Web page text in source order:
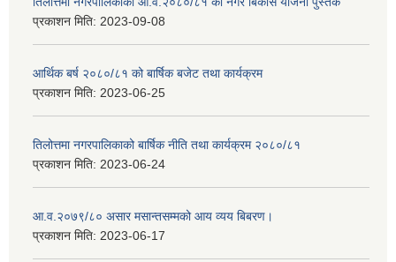
प्रकाशन मिति: 2023-09-08
आर्थिक बर्ष २०८०/८१ को बार्षिक बजेट तथा कार्यक्रम
प्रकाशन मिति: 2023-06-25
तिलोत्तमा नगरपालिकाको बार्षिक नीति तथा कार्यक्रम २०८०/८१
प्रकाशन मिति: 2023-06-24
आ.व.२०७९/८० असार मसान्तसम्मको आय व्यय बिबरण।
प्रकाशन मिति: 2023-06-17